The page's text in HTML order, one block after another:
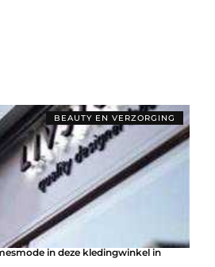
BEAUTY EN VERZORGING
in deze kledingwinkel in